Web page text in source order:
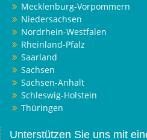
Mecklenburg-Vorpommern
Niedersachsen
Nordrhein-Westfalen
Rheinland-Pfalz
Saarland
Sachsen
Sachsen-Anhalt
Schleswig-Holstein
Thüringen
Unterstützen Sie uns mit